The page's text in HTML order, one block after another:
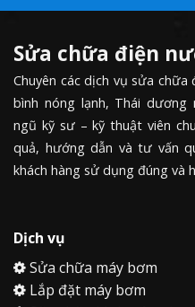
Sửa chữa điện
Chuyên các dịch vụ sửa
bình nóng lạnh, Thái dương
ngũ kỹ sư – kỹ thuật viên
quả, hướng dẫn và tư vấn
khách hàng sử dụng đúng và
Dịch vụ
Sửa chữa máy bơm
Lắp đặt máy bơm